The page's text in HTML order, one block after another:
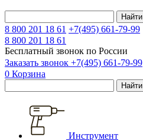
8 800 201 18 61 +7(495) 661-79-99
8 800 201 18 61
Бесплатный звонок по России
Заказать звонок +7(495) 661-79-99
0 Корзина
Инструмент